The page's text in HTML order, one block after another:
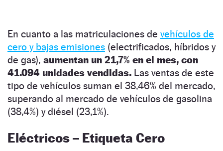
En cuanto a las matriculaciones de vehículos de
cero y bajas emisiones (electrificados, híbridos y
de gas), aumentan un 21,7% en el mes, con
41.094 unidades vendidas. Las ventas de este
tipo de vehículos suman el 38,46% del mercado,
superando al mercado de vehículos de gasolina
(38,4%) y diésel (23,1%).
Eléctricos – Etiqueta Cero